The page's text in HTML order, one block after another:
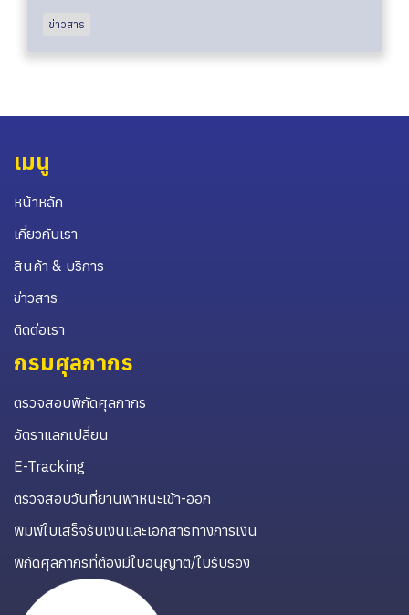
ข่าวสาร
เมนู
หน้าหลัก
เกี่ยวกับเรา
สินค้า & บริการ
ข่าวสาร
ติดต่อเรา
กรมศุลกากร
ตรวจสอบพิกัดศุลกากร
อัตราแลกเปลี่ยน
E-Tracking
ตรวจสอบวันที่ยานพาหนะเข้า-ออก
พิมพ์ใบเสร็จรับเงินและเอกสารทางการเงิน
พิกัดศุลกากรที่ต้องมีใบอนุญาต/ใบรับรอง